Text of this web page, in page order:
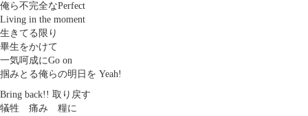
俺ら不完全なPеrfect
Living in the moment
生きてる限り
畢生をかけて
一気呵成にGo on
掴みとる俺らの明日を Yeah!
Bring back!! 取り戻す
犠牲 痛み 糧に